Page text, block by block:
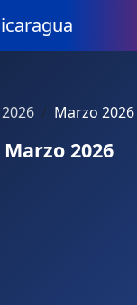
Marzo
Marzo 2026